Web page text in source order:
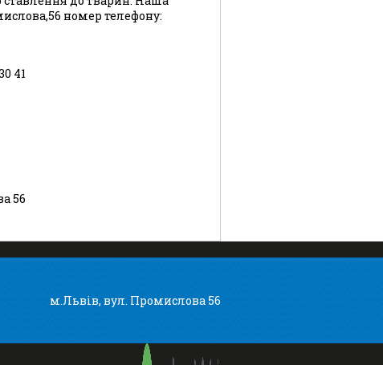
номер телефону:
41
56
м.Львів, вул. Промислова 56